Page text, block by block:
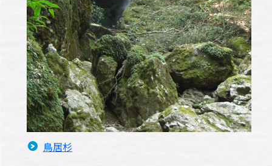
鳥居杉